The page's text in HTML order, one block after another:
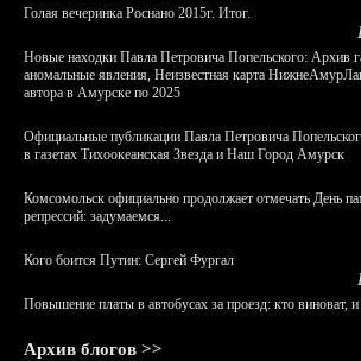
Голая вечеринка Роснано 2015г. Итог.
Новые находки Павла Петровича Попельского: Архив
аномальные явления, Неизвестная карта
автора в Амурске по 2025
Официальные публикации Павла Петровича
в газетах Тихоокеанская Звезда и Наш Город Амурск
Комсомольск официально продолжает отмечать День
репрессий: задумаемся...
Кого боится Путин: Сергей Фургал
Повышение платы в автобусах за проезд: кто виноват, и
Архив блогов >>